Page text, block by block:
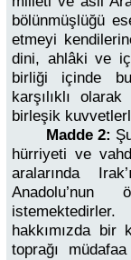
bölünmüşlüğü
etmeyi
dini, ahlâki ve
birliği içinde
karşılıklı
birleşik
Madde 2:
hürriyeti ve
aralarında
Anadolu’nun
hakkımızda
toprağı